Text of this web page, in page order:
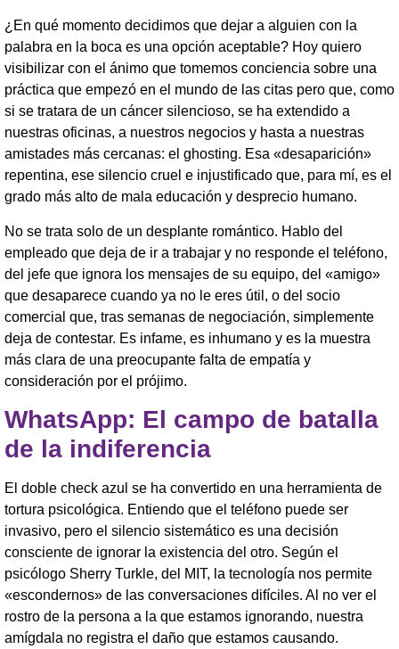
¿En qué momento decidimos que dejar a alguien con la
palabra en la boca es una opción aceptable? Hoy quiero
visibilizar con el ánimo que tomemos conciencia sobre una
práctica que empezó en el mundo de las citas pero que, como
si se tratara de un cáncer silencioso, se ha extendido a
nuestras oficinas, a nuestros negocios y hasta a nuestras
amistades más cercanas: el ghosting. Esa «desaparición»
repentina, ese silencio cruel e injustificado que, para mí, es el
grado más alto de mala educación y desprecio humano.
No se trata solo de un desplante romántico. Hablo del
empleado que deja de ir a trabajar y no responde el teléfono,
del jefe que ignora los mensajes de su equipo, del «amigo»
que desaparece cuando ya no le eres útil, o del socio
comercial que, tras semanas de negociación, simplemente
deja de contestar. Es infame, es inhumano y es la muestra
más clara de una preocupante falta de empatía y
consideración por el prójimo.
WhatsApp: El campo de batalla
de la indiferencia
El doble check azul se ha convertido en una herramienta de
tortura psicológica. Entiendo que el teléfono puede ser
invasivo, pero el silencio sistemático es una decisión
consciente de ignorar la existencia del otro. Según el
psicólogo Sherry Turkle, del MIT, la tecnología nos permite
«escondernos» de las conversaciones difíciles. Al no ver el
rostro de la persona a la que estamos ignorando, nuestra
amígdala no registra el daño que estamos causando.